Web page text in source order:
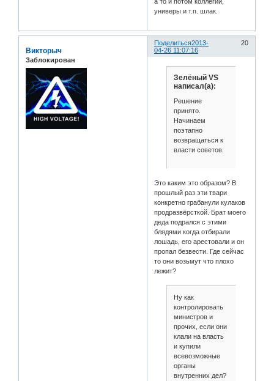
универы и т.п. шлак.
Поделиться 20
2013-
04-26 11:07:16
Викторыч
Заблокирован
Зелёный VS
написал(а):
Решение
принято.
Начинаем
поэтапно
возвращаться к
власти советов.
Это каким это образом? В
прошлый раз эти твари
конкретно грабанули кулаков
продразвёрсткой. Брат моего
деда подрался с этими
блядями когда отбирали
лошадь, его арестовали и он
пропал безвести. Где сейчас
то они возьмут что плохо
лежит?
Ну как
контролировать
министров и
прочих, если они
клали на власть
и купили
всевозможные
органы
внутренних дел?